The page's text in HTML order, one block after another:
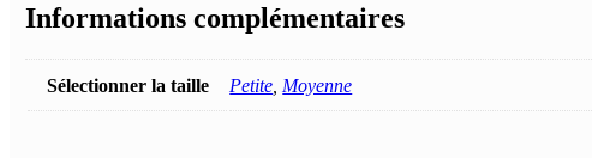
Informations complémentaires
Sélectionner la taille Petite Moyenne